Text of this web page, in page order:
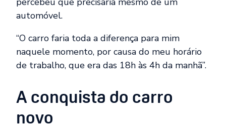
automóvel.
“O carro faria toda a diferença para mim
naquele momento, por causa do meu horário
de trabalho, que era das 18h às 4h da manhã”.
A conquista do carro
novo